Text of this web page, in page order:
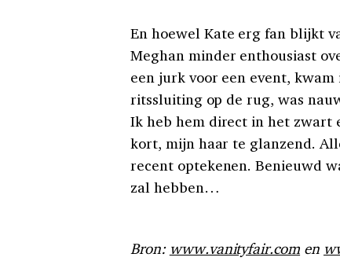
En hoewel Kate erg fan blijkt
Meghan minder enthousiast
een jurk voor een event,
ritssluiting op de rug, was
Ik heb hem direct in het zwart
kort, mijn haar te glanzend.
recent optekenen. Benieuwd
zal hebben…
Bron: www.vanityfair.com en